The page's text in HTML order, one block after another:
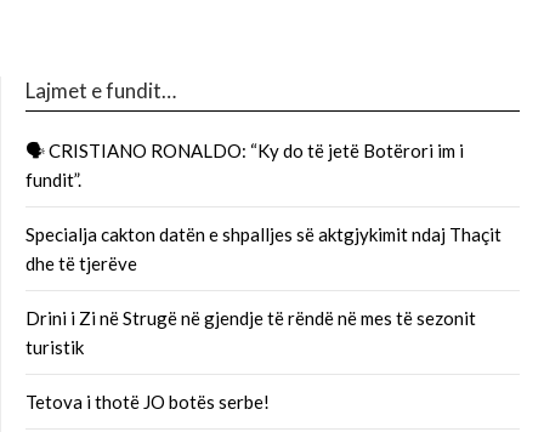
Lajmet e fundit…
🗣 CRISTIANO RONALDO: “Ky do të jetë Botërori im i
fundit”.
Specialja cakton datën e shpalljes së aktgjykimit ndaj Thaçit
dhe të tjerëve
Drini i Zi në Strugë në gjendje të rëndë në mes të sezonit
turistik
Tetova i thotë JO botës serbe!